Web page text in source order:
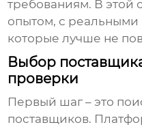
требованиям. В этой
опытом, с
которые лучше не
Выбор
проверки
Первый шаг – это
поставщиков.